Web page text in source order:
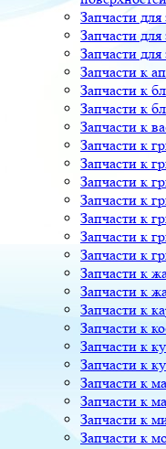
Запчасти
Запчасти
Запчасти
Запчасти к
Запчасти к
Запчасти к
Запчасти к
Запчасти к
Запчасти к
Запчасти к
Запчасти к
Запчасти к
Запчасти к
Запчасти к
Запчасти к
Запчасти к
Запчасти к
Запчасти к
Запчасти к
Запчасти к
Запчасти к
Запчасти к
Запчасти к
Запчасти к